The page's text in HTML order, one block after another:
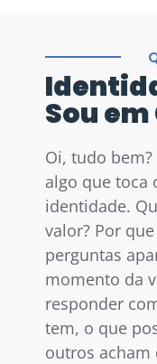
Sou
Oi, tudo
algo que toca
identidade.
valor? Por
perguntas
momento da
responder
tem, o que
outros acham